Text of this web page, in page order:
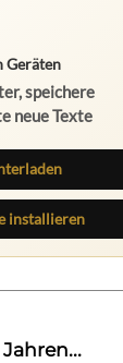
Geräten
speichere
neue Texte
installieren